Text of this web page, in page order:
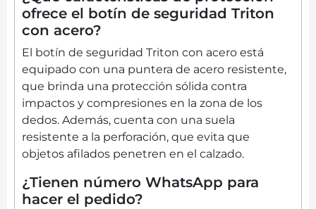
ofrece el botín de seguridad Triton
con acero?
El botín de seguridad Triton con acero está
equipado con una puntera de acero resistente,
que brinda una protección sólida contra
impactos y compresiones en la zona de los
dedos. Además, cuenta con una suela
resistente a la perforación, que evita que
objetos afilados penetren en el calzado.
¿Tienen número WhatsApp para
hacer el pedido?